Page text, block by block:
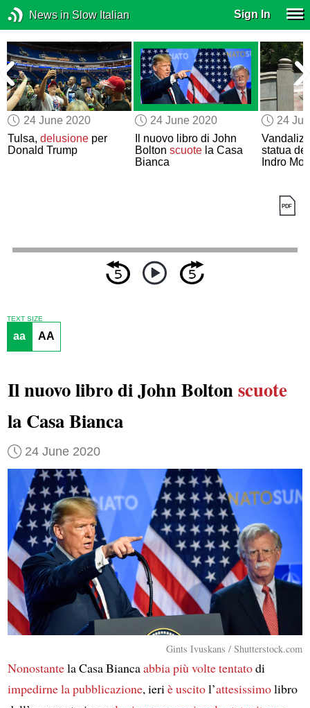
News in Slow Italian Sign In
24 June 2020
Tulsa,delusione per
Donald Trump
24 June 2020
Il nuovo libro di John
Bolton scuotela Casa
Bianca
24
statua
Indro
TEXT SIZE
aa AA
Il nuovo libro di John Boltonscuote
la Casa Bianca
24 June 2020
Gints Ivuskans / Shutterstock.com
Nonostantela Casa Biancaabbia più volte tentatodi
impedirne la pubblicazione, ieriè uscitol’attesissimolibro